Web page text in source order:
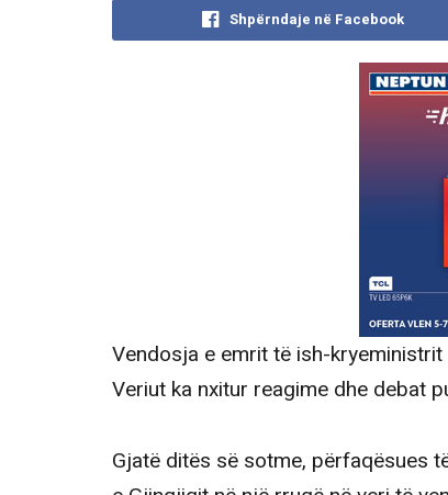
Shpërndaje në Facebook
Vendosja e emrit të ish-
Veriut ka nxitur reagime dhe debat
Gjatë ditës së sotme, përfaqësues